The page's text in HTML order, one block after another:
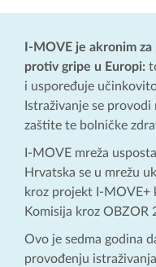
I-MOVE je akronim
protiv gripe u Europi:
i uspoređuje
Istraživanje se
zaštite te bolničke
I-MOVE mreža
Hrvatska se u mrežu
kroz projekt I-MOVE+
Komisija kroz OBZOR
Ovo je sedma godina
provođenju